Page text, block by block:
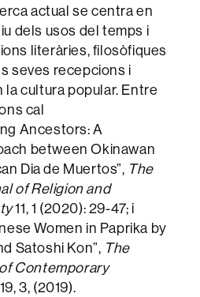
actual se centra en
dels usos del temps i
literàries, filosòfiques
seves recepcions i
cultura popular. Entre
cal
Ancestors: A
between Okinawan
Dia de Muertos”, The
of Religion and
11, 1 (2020): 29-47; i
Women in Paprika by
Satoshi Kon”, The
Contemporary
3, (2019).